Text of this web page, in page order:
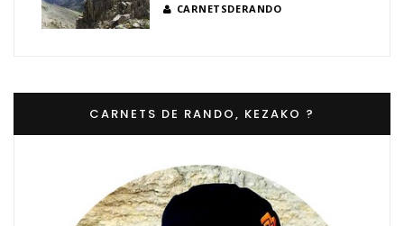
CARNETSDERANDO
CARNETS DE RANDO, KEZAKO ?